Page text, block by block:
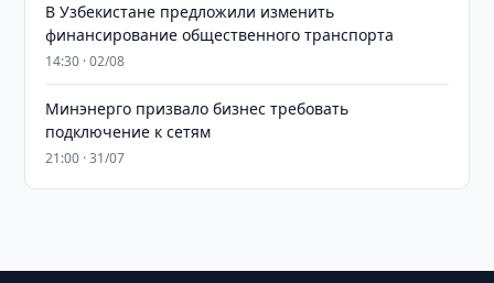
В Узбекистане предложили изменить
финансирование общественного транспорта
14:30 · 02/08
Минэнерго призвало бизнес требовать
подключение к сетям
21:00 · 31/07